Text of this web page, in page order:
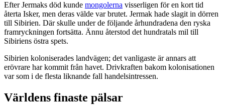
Efter Jermaks död kunde mongolerna visserligen för en kort tid
återta Isker, men deras välde var brutet. Jermak hade slagit in dörren
till Sibirien. Där skulle under de följande århundradena den ryska
framryckningen fortsätta. Ännu återstod det hundratals mil till
Sibiriens östra spets.
Sibirien koloniserades landvägen; det vanligaste är annars att
erövrare har kommit från havet. Drivkraften bakom kolonisationen
var som i de flesta liknande fall handelsintressen.
Världens finaste pälsar